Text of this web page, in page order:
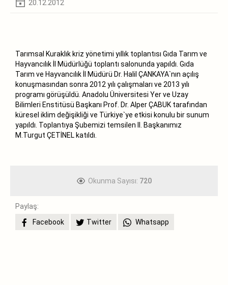
20.12.2012
Tarımsal Kuraklık kriz yönetimi yıllık toplantısı Gıda Tarım ve
Hayvancılık İl Müdürlüğü toplantı salonunda yapıldı. Gıda
Tarım ve Hayvancılık İl Müdürü Dr. Halil ÇANKAYA`nın açılış
konuşmasından sonra 2012 yılı çalışmaları ve 2013 yılı
programı görüşüldü. Anadolu Üniversitesi Yer ve Uzay
Bilimleri Enstitüsü Başkanı Prof. Dr. Alper ÇABUK tarafından
küresel iklim değişikliği ve Türkiye`ye etkisi konulu bir sunum
yapıldı. Toplantıya Şubemizi temsilen II. Başkanımız
M.Turgut ÇETİNEL katıldı.
Okunma Sayısı: 720
Paylaş:
Facebook
Twitter Whatsapp